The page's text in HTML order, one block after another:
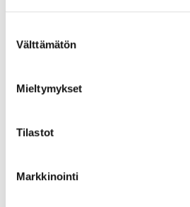
valinta
Välttämätön
Mieltymykset
Tilastot
Markkinointi
Other customers